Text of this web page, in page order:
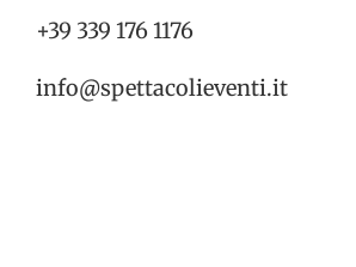
+39 339 176 1176
info@spettacolieventi.it